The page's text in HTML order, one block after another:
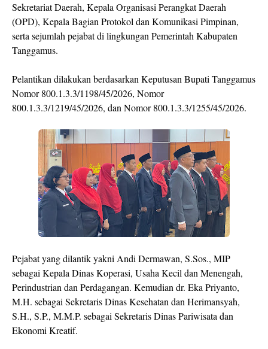
Sekretariat Daerah, Kepala Organisasi Perangkat Daerah
(OPD), Kepala Bagian Protokol dan Komunikasi Pimpinan,
serta sejumlah pejabat di lingkungan Pemerintah Kabupaten
Tanggamus.
Pelantikan dilakukan berdasarkan Keputusan Bupati Tanggamus
Nomor 800.1.3.3/1198/45/2026, Nomor
800.1.3.3/1219/45/2026, dan Nomor 800.1.3.3/1255/45/2026.
Pejabat yang dilantik yakni Andi Dermawan, S.Sos., MIP
sebagai Kepala Dinas Koperasi, Usaha Kecil dan Menengah,
Perindustrian dan Perdagangan. Kemudian dr. Eka Priyanto,
M.H. sebagai Sekretaris Dinas Kesehatan dan Herimansyah,
S.H., S.P., M.M.P. sebagai Sekretaris Dinas Pariwisata dan
Ekonomi Kreatif.